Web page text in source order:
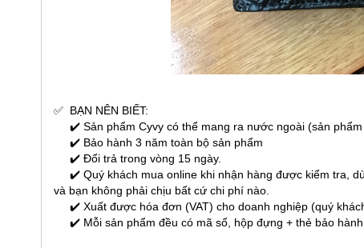
✅ BẠN NÊN BIẾT:
✔️ Sản phẩm Cyvy có thể mang ra nước ngoài (sản phẩm
✔️ Bảo hành 3 năm toàn bộ sản phẩm
✔️ Đổi trả trong vòng 15 ngày.
✔️ Quý khách mua online khi nhận hàng được kiểm tra,
và bạn không phải chịu bất cứ chi phí nào.
✔️ Xuất được hóa đơn (VAT) cho doanh nghiệp (quý
✔️ Mỗi sản phẩm đều có mã số, hộp đựng + thẻ bảo hành